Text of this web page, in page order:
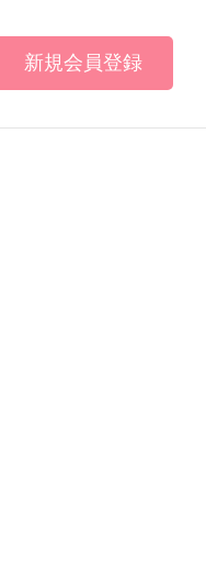
新規会員登録